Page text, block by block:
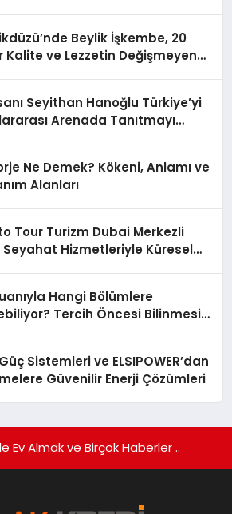
GeçirecekBeylik İşkembe, 20
Kalite ve Lezzetin Değişmeyen
Seyithan Hanoğlu Türkiye’yi
Arenada Tanıtmayı
Ne Demek? Kökeni, Anlamı ve
Alanları
Tour Turizm Dubai Merkezli
Seyahat Hizmetleriyle Küresel
Hangi Bölümlere
Tercih Öncesi Bilinmesi
Güç Sistemleri ve ELSIPOWER’dan
Güvenilir Enerji Çözümleri
Ev Almak ve Birçok Haberler ..